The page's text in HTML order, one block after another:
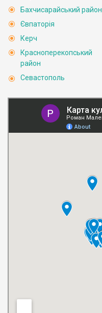
Бахчисарайський район
Євпаторія
Керч
Красноперекопський
район
Севастополь